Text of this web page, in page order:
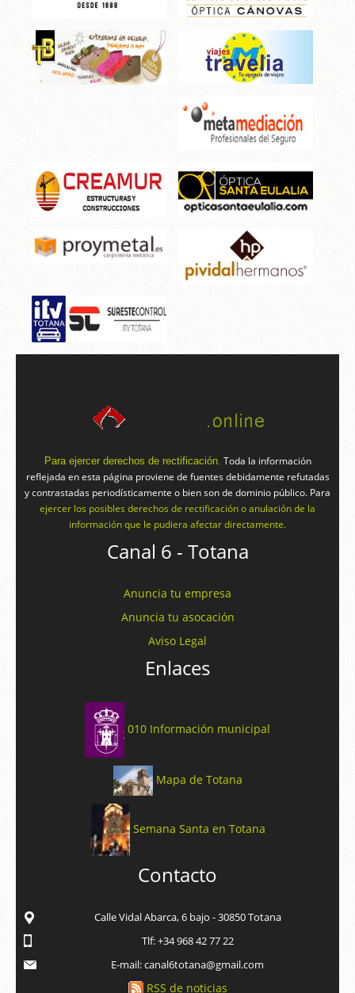
Para ejercer derechos de rectificación. Toda la información
reflejada en esta página proviene de fuentes debidamente refutadas
y contrastadas periodísticamente o bien son de dominio público. Para
ejercer los posibles derechos de rectificación o anulación de la
información que le pudiera afectar directamente.
Canal 6 - Totana
Anuncia tu empresa
Anuncia tu asocación
Aviso Legal
Enlaces
010 Información municipal
Mapa de Totana
Semana Santa en Totana
Contacto
Calle Vidal Abarca, 6 bajo - 30850 Totana
Tlf: +34 968 42 77 22
E-mail: canal6totana@gmail.com
RSS de noticias